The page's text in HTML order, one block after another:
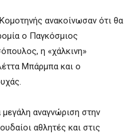
ανακοίνωσαν ότι θα
ο Παγκόσμιος
η «χάλκινη»
Μπάρμπα και ο
μεγάλη αναγνώριση στην
αθλητές και στις